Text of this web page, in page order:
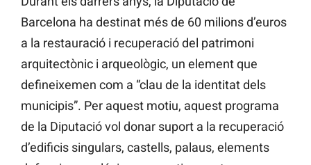
Barcelona ha destinat més de 60 milions d’euros
a la restauració i recuperació del patrimoni
arquitectònic i arqueològic, un element que
defineixemen com a “clau de la identitat dels
municipis”. Per aquest motiu, aquest programa
de la Diputació vol donar suport a la recuperació
d’edificis singulars, castells, palaus, elements